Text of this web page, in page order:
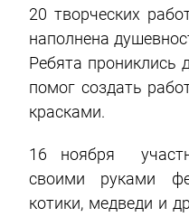
20 творческих
наполнена
Ребята прониклись
помог создать
красками.
16 ноября
своими руками
котики, медведи и